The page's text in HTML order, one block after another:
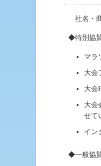
社名・
特別協
マラ
大会
大会
大会
せて
イン
一般協